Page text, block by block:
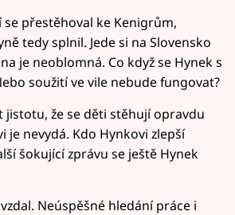
se přestěhoval ke Kenigrům,
tedy splnil. Jede si na Slovensko
je neoblomná. Co když se Hynek s
soužití ve vile nebude fungovat?
jistotu, že se děti stěhují opravdu
je nevydá. Kdo Hynkovi zlepší
šokující zprávu se ještě Hynek
Neúspěšné hledání práce i